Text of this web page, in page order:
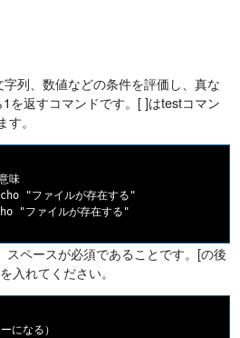
列、数値などの条件を評価し、真な
を返すコマンドです。[ ]はtestコマン
。
味
"ファイルが存在する"
ペースが必須であることです。[の後
入れてください。
になる）